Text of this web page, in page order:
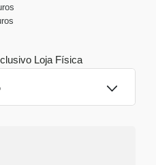
Loja Física
imediata